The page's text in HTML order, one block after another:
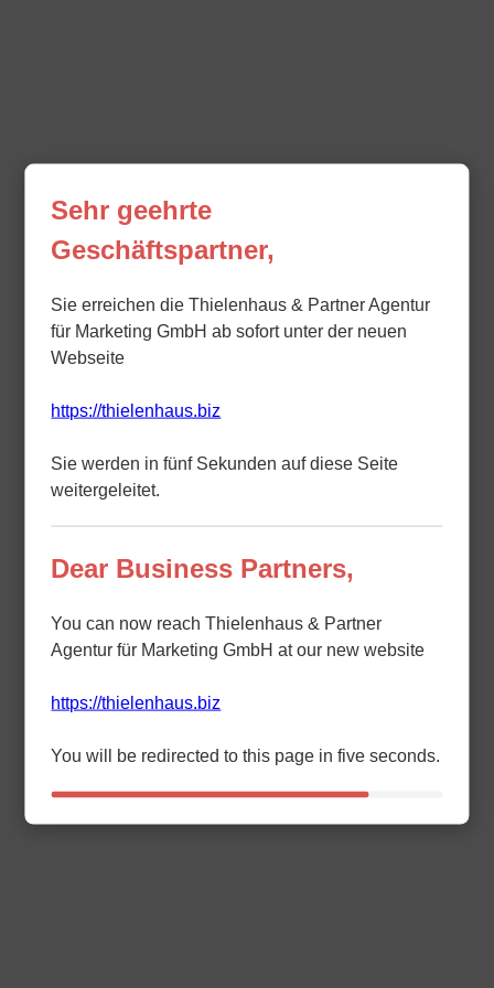
Sehr geehrte
Geschäftspartner,
Sie erreichen die Thielenhaus & Partner Agentur
für Marketing GmbH ab sofort unter der neuen
Webseite
https://thielenhaus.biz
Sie werden in fünf Sekunden auf diese Seite
weitergeleitet.
Dear Business Partners,
You can now reach Thielenhaus & Partner
Agentur für Marketing GmbH at our new website
https://thielenhaus.biz
You will be redirected to this page in five seconds.